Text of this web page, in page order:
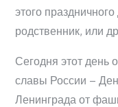
этого
родственник, или
Сегодня этот день
славы России –
Ленинграда от